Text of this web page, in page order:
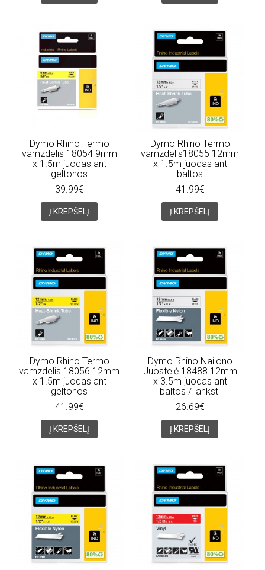
Dymo Rhino Termo
vamzdelis 18054 9mm
x 1.5m juodas ant
geltonos
39.99€
Į KREPŠELĮ
Dymo Rhino Termo
vamzdelis18055 12mm
x 1.5m juodas ant
baltos
41.99€
Į KREPŠELĮ
Dymo Rhino Termo
vamzdelis 18056 12mm
x 1.5m juodas ant
geltonos
41.99€
Į KREPŠELĮ
Dymo Rhino Nailono
Juostelė 18488 12mm
x 3.5m juodas ant
baltos / lanksti
26.69€
Į KREPŠELĮ